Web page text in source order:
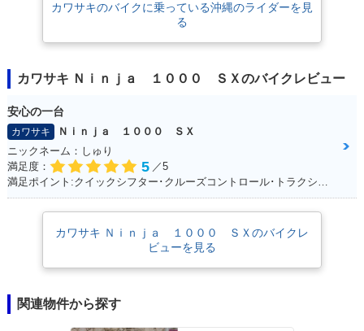
カワサキのバイクに乗っている沖縄のライダーを見
る
カワサキ Ｎｉｎｊａ １０００ ＳＸのバイクレビュー
安心の一台
カワサキ
Ｎｉｎｊａ １０００ ＳＸ
ニックネーム：しゅり
満足度：
5 ／5
満足ポイント:クイックシフター･クルーズコントロール･トラクションコントロールに大満足！
カワサキ Ｎｉｎｊａ １０００ ＳＸのバイクレ
ビューを見る
関連物件から探す